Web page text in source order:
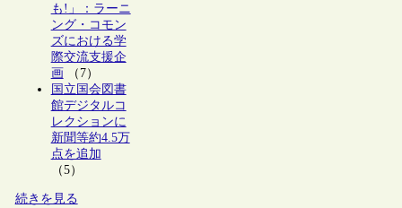
も!」：ラーニ
ング・コモン
ズにおける学
際交流支援企
画（7）
国立国会図書
館デジタルコ
レクションに
新聞等約4.5万
点を追加
（5）
続きを見る